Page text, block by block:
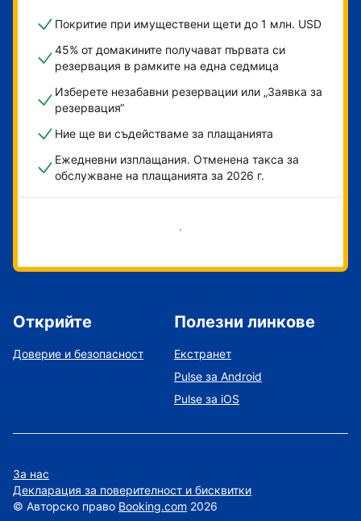
Покритие при имуществени щети до 1 млн. USD
45% от домакините получават първата си
резервация в рамките на една седмица
Изберете незабавни резервации или „Заявка за
резервация“
Ние ще ви съдействаме за плащанията
Ежедневни изплащания. Отменена такса за
обслужване на плащанията за 2026 г.
Начало
Открийте
Доверие и безопасност
Полезни линкове
Екстранет
Pulse за Android
Pulse за iOS
За нас
Декларация за поверителност и бисквитки
© Авторско право Booking.com 2026